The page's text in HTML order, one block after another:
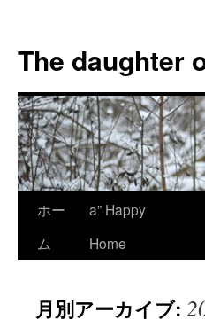
テ
ン
へ
ス
キ
ッ
プ
The daughter
ホー
ム
a” Happy
Home
月別アーカイブ: